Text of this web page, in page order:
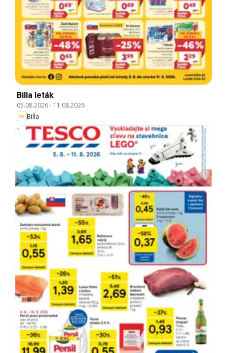
Billa leták
05.08.2026- 11.08.2026
Billa